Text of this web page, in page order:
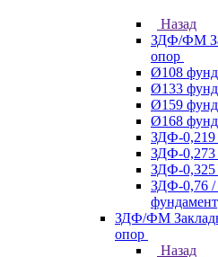
Назад
ЗДФ/ФМ
опор
Ø108
Ø133
Ø159
Ø168
ЗДФ-
ЗДФ-
ЗДФ-
ЗДФ-0,76
ЗДФ/ФМ
опор
Назад